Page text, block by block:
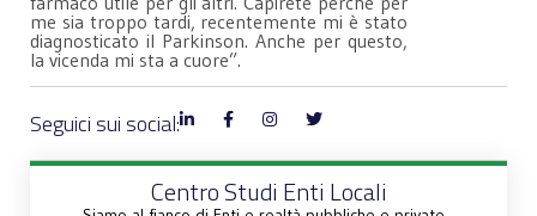
me sia troppo tardi, recentemente mi è stato
diagnosticato il Parkinson. Anche per questo,
la vicenda mi sta a cuore”.
Seguici sui social:
Centro Studi Enti Locali